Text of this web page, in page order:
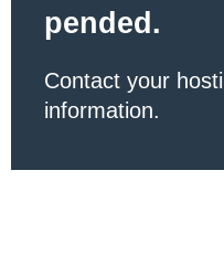
pended.
Contact your
information.